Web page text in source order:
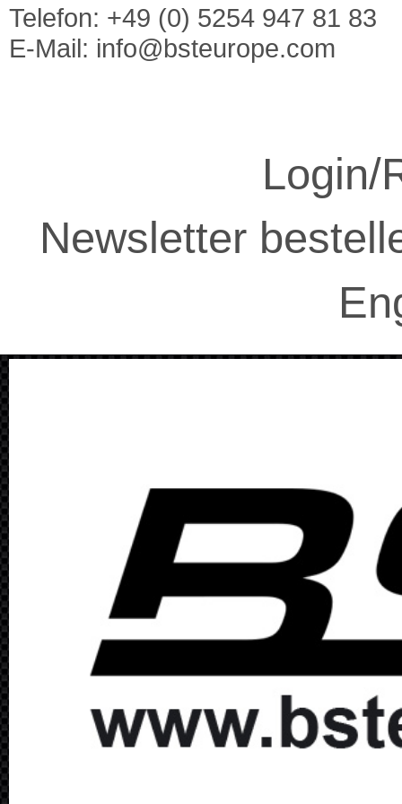
Telefon: +49 (0) 5254 947 81 83
E-Mail: info@bsteurope.com
Login/
Newsletter